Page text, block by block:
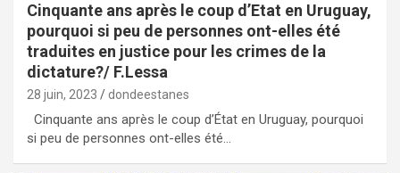
Cinquante ans après le coup d’Etat en Uruguay,
pourquoi si peu de personnes ont-elles été
traduites en justice pour les crimes de la
dictature?/ F.Lessa
28 juin, 2023 dondeestanes
Cinquante ans après le coup d’État en Uruguay, pourquoi
si peu de personnes ont-elles été…